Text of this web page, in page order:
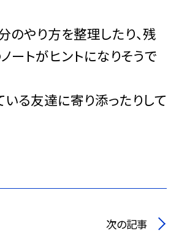
のやり方を整理したり、残
ートがヒントになりそうで
る友達に寄り添ったりして
次の記事